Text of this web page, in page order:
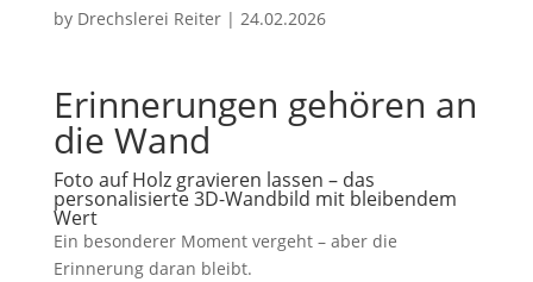
by Drechslerei Reiter| 24.02.2026
Erinnerungen gehören an
die Wand
Foto auf Holz gravieren lassen – das
personalisierte 3D-Wandbild mit bleibendem
Wert
Ein besonderer Moment vergeht – aber die
Erinnerung daran bleibt.